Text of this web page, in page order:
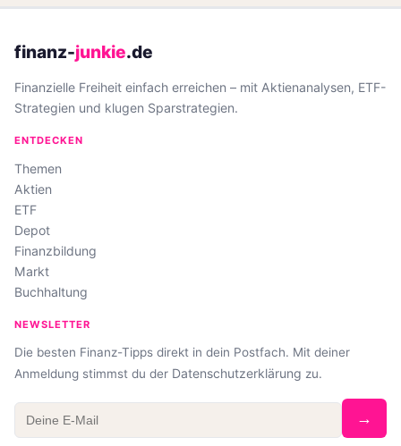
finanz-junkie.de
Finanzielle Freiheit einfach erreichen – mit Aktienanalysen, ETF-
Strategien und klugen Sparstrategien.
ENTDECKEN
Themen
Aktien
ETF
Depot
Finanzbildung
Markt
Buchhaltung
NEWSLETTER
Die besten Finanz-Tipps direkt in dein Postfach. Mit deiner
Anmeldung stimmst du der Datenschutzerklärung zu.
→